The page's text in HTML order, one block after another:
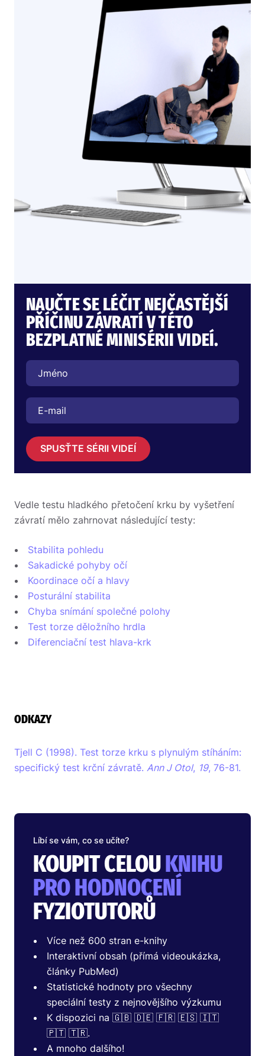
NAUČTE SE LÉČIT NEJČASTĚJŠÍ
PŘÍČINU ZÁVRATÍ V TÉTO
BEZPLATNÉ MINISÉRII VIDEÍ.
SPUSŤTE SÉRII VIDEÍ
Vedle testu hladkého přetočení krku by vyšetření
závratí mělo zahrnovat následující testy:
Stabilita pohledu
Sakadické pohyby očí
Koordinace očí a hlavy
Posturální stabilita
Chyba snímání společné polohy
Test torze děložního hrdla
Diferenciační test hlava-krk
ODKAZY
Tjell C (1998). Test torze krku s plynulým stíháním:
specifický test krční závratě. Ann J Otol, 19, 76-81.
Líbí se vám, co se učíte?
KOUPIT CELOUKNIHU
PRO HODNOCENÍ
FYZIOTUTORŮ
Více než 600 stran e-knihy
Interaktivní obsah (přímá videoukázka,
články PubMed)
Statistické hodnoty pro všechny
speciální testy z nejnovějšího výzkumu
K dispozici na 🇬🇧 🇩🇪 🇫🇷 🇪🇸 🇮🇹
🇵🇹 🇹🇷.
A mnoho dalšího!